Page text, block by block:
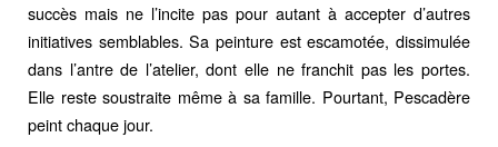
succès mais ne l’incite pas pour autant à accepter d’autres
initiatives semblables. Sa peinture est escamotée, dissimulée
dans l’antre de l’atelier, dont elle ne franchit pas les portes.
Elle reste soustraite même à sa famille. Pourtant, Pescadère
peint chaque jour.